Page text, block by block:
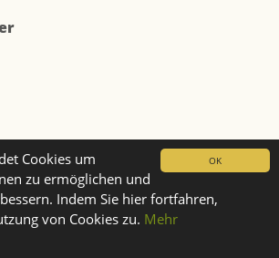
OK
Cookies um
zu ermöglichen und
Indem Sie hier fortfahren,
von Cookies zu. Mehr